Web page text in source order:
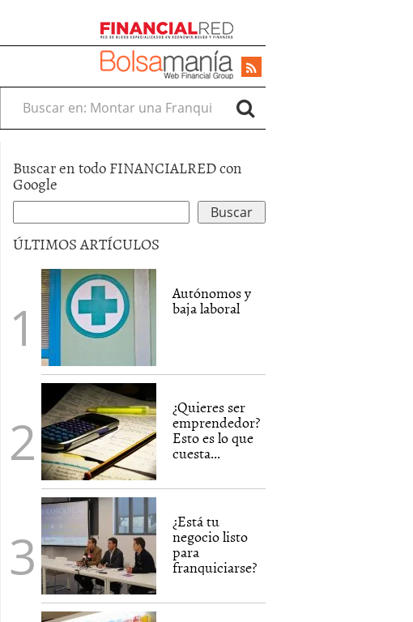
Buscar en:
Buscar en todo FINANCIALRED con
Google
ÚLTIMOS ARTÍCULOS
Autónomos y
baja laboral
¿Quieres ser
emprendedor?
Esto es lo que
cuesta...
¿Está tu
negocio listo
para
franquiciarse?